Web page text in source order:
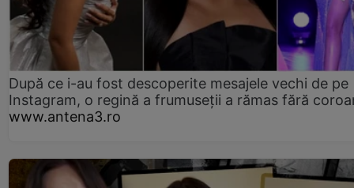
După ce i-au fost descoperite mesajele vechi de pe
Instagram, o regină a frumuseții a rămas fără
www.antena3.ro